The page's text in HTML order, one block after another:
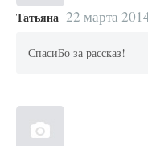
Татьяна 22 марта
СпасиБо за рассказ!